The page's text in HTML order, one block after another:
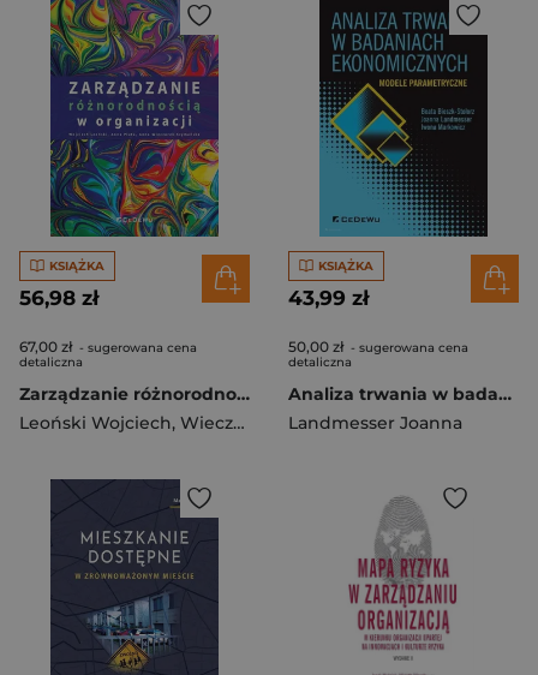
KSIĄŻKA
56,98 zł
67,00 zł - sugerowana cena
detaliczna
Zarządzanie różnorodnością w organizacji
Leoński Wojciech, Wieczorek-Szymańska Anna
KSIĄŻKA
43,99 zł
50,00 zł - sugerowana cena
detaliczna
Analiza trwania w badaniach ekonomicznych. Modele parametryczne
Landmesser Joanna